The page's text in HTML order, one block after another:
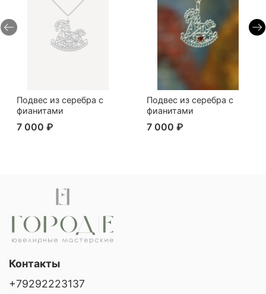
Подвес из серебра с
фианитами
7 000 ₽
Подвес из серебра с
фианитами
7 000 ₽
Контакты
+79292223137